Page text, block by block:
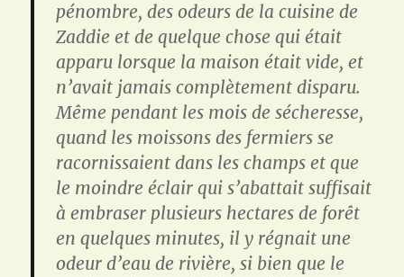
pénombre, des odeurs de la cuisine de
Zaddie et de quelque chose qui était
apparu lorsque la maison était vide, et
n’avait jamais complètement disparu.
Même pendant les mois de sécheresse,
quand les moissons des fermiers se
racornissaient dans les champs et que
le moindre éclair qui s’abattait suffisait
à embraser plusieurs hectares de forêt
en quelques minutes, il y régnait une
odeur d’eau de rivière, si bien que le